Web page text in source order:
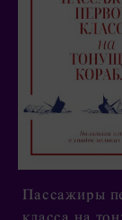
Пассажиры